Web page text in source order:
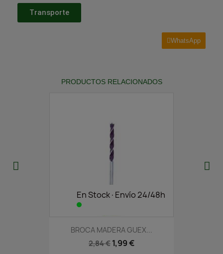
Transporte
WhatsApp
PRODUCTOS RELACIONADOS
En Stock·Envío 24/48h
BROCA MADERA GUEX...
2,84 € 1,99 €